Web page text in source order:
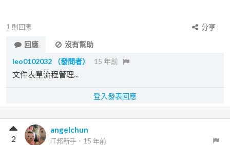
1 則回應
分享
回應
沒有幫助
leo0102032
（發問者） 15 年前
文件表單流程管理...
登入發表回應
angelchun
iT邦新手 ． 15 年前
2